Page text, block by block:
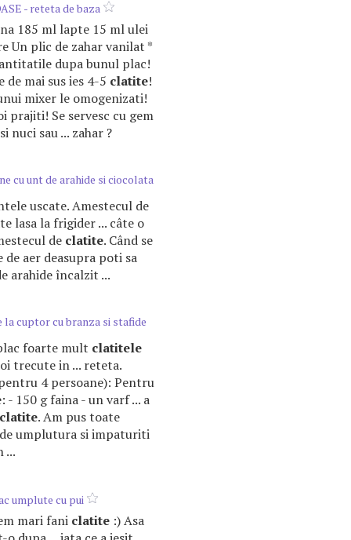
- reteta de baza
185 ml lapte 15 ml ulei
Un plic de zahar vanilat *
dupa bunul plac!
mai sus ies 4-5 clatite!
mixer le omogenizati!
prajiti! Se servesc cu gem
nuci sau ... zahar ?
cu unt de arahide si ciocolata
uscate. Amestecul de
lasa la frigider ... câte o
de clatite. Când se
de aer deasupra poti sa
arahide încalzit ...
cuptor cu branza si stafide
foarte mult clatitele
trecute in ... reteta.
4 persoane): Pentru
- 150 g faina - un varf ... a
clatite. Am pus toate
umplutura si impaturiti
...
umplute cu pui
mari fani clatite :) Asa